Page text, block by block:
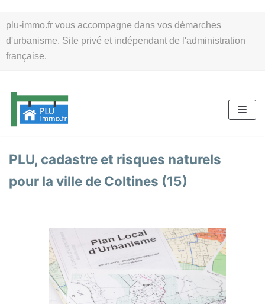
plu-immo.fr vous accompagne dans vos démarches
d'urbanisme. Site privé et indépendant de l'administration
française.
au
contenu
PLU, cadastre et risques naturels
pour la ville de Coltines (15)